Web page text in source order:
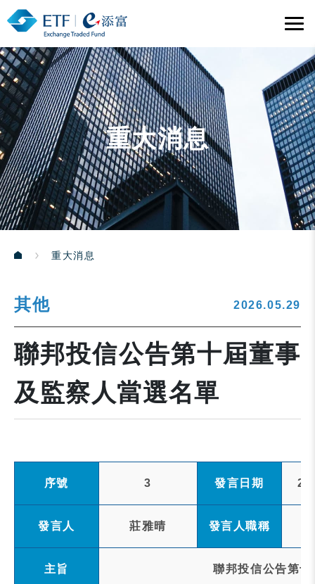
重大消息
重大消息
其他 2026.05.29
聯邦投信公告第十屆董事
及監察人當選名單
序號 3 發言日期
發言人 莊雅晴 發言人職稱
主旨 聯邦投信公告第